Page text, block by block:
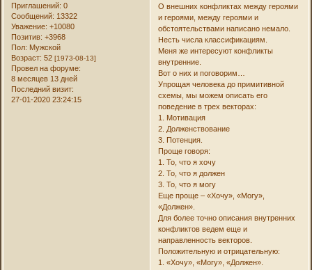
Приглашений: 0
Сообщений: 13322
Уважение: +10080
Позитив: +3968
Пол: Мужской
Возраст: 52[1973-08-13]
Провел на форуме:
8 месяцев 13 дней
Последний визит:
27-01-2020 23:24:15
О внешних конфликтах между героями
и героями, между героями и
обстоятельствами написано немало.
Несть числа классификациям.
Меня же интересуют конфликты
внутренние.
Вот о них и поговорим…
Упрощая человека до примитивной
схемы, мы можем описать его
поведение в трех векторах:
1. Мотивация
2. Долженствование
3. Потенция.
Проще говоря:
1. То, что я хочу
2. То, что я должен
3. То, что я могу
Еще проще – «Хочу», «Могу»,
«Должен».
Для более точно описания внутренних
конфликтов ведем еще и
направленность векторов.
Положительную и отрицательную:
1. «Хочу», «Могу», «Должен».